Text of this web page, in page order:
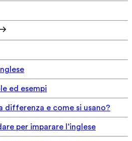
ed esempi
differenza e come si usano?
per imparare l’inglese